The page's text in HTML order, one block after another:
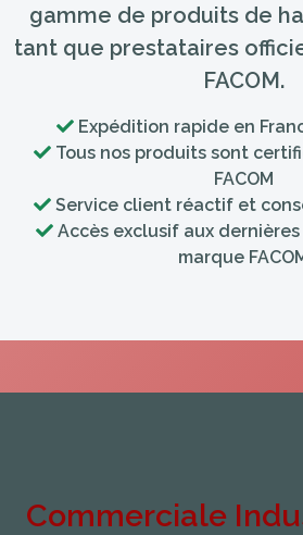
gamme de produits de
tant que prestataires
FACOM.
Expédition rapide en
Tous nos produits sont
FACOM
Service client réactif et
Accès exclusif aux
marque
Commerciale